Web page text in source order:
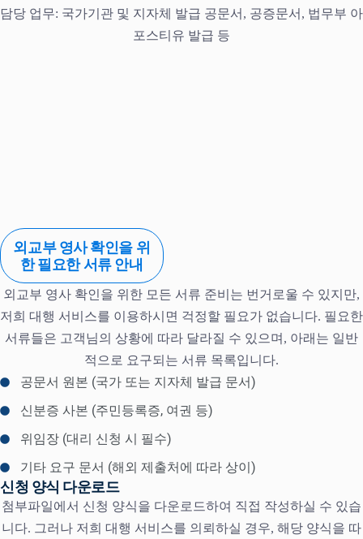
담당 업무: 국가기관 및 지자체 발급 공문서, 공증문서, 법무부 아
포스티유 발급 등
외교부 영사 확인을 위
한 필요한 서류 안내
외교부 영사 확인을 위한 모든 서류 준비는 번거로울 수 있지만,
저희 대행 서비스를 이용하시면 걱정할 필요가 없습니다. 필요한
서류들은 고객님의 상황에 따라 달라질 수 있으며, 아래는 일반
적으로 요구되는 서류 목록입니다.
공문서 원본 (국가 또는 지자체 발급 문서)
신분증 사본 (주민등록증, 여권 등)
위임장 (대리 신청 시 필수)
기타 요구 문서 (해외 제출처에 따라 상이)
신청 양식 다운로드
첨부파일에서 신청 양식을 다운로드하여 직접 작성하실 수 있습
니다. 그러나 저희 대행 서비스를 의뢰하실 경우, 해당 양식을 따